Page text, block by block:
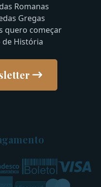
Romanas
Gregas
quero começar
de História